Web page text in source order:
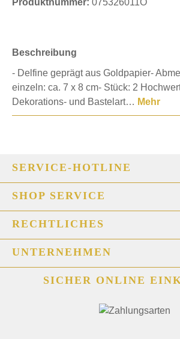
Produktnummer: 075326011O
Beschreibung
- Delfine geprägt aus Goldpapier-
einzeln: ca. 7 x 8 cm- Stück: 2
Dekorations- und Bastelart… Mehr
SERVICE-HOTLINE
SHOP SERVICE
RECHTLICHES
UNTERNEHMEN
SICHER ONLINE